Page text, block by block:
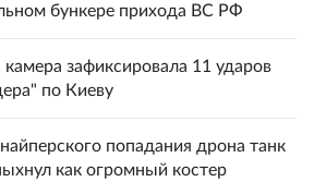
бункере прихода ВС РФ
камера зафиксировала 11 ударов
по Киеву
попадания дрона танк
как огромный костер